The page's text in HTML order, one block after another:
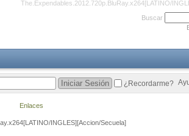
The.Expendables.2012.720p.BluRay.x264[LATINO/
INGLES][Accion/Secuela]
Buscar
¿Recordarme?
Enlaces